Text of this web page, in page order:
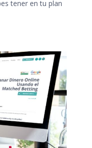
tener en tu plan